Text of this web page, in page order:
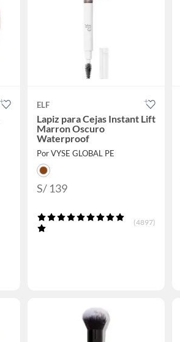
ELF
Lapiz para Cejas Instant Lift
Marron Oscuro
Waterproof
Por VYSE GLOBAL PE
S/ 139
(4897)